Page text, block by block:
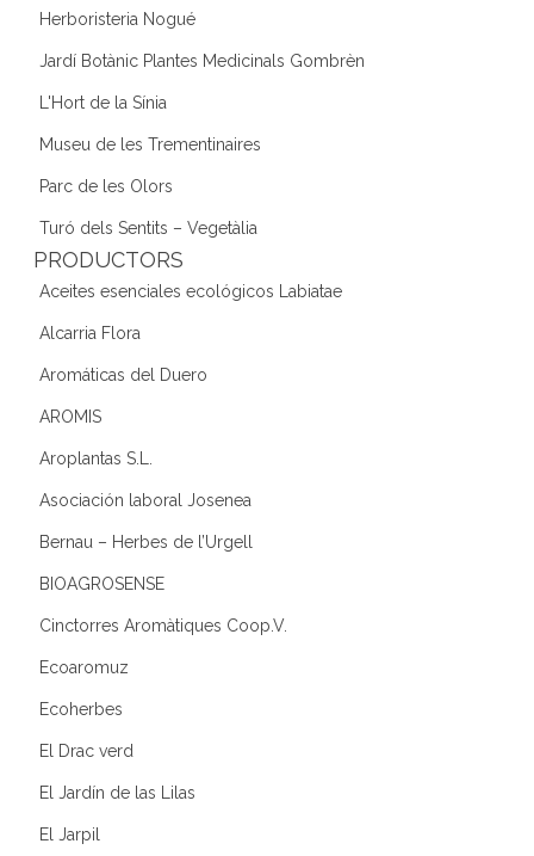
Herboristeria Nogué
Jardí Botànic Plantes Medicinals Gombrèn
L'Hort de la Sínia
Museu de les Trementinaires
Parc de les Olors
Turó dels Sentits – Vegetàlia
PRODUCTORS
Aceites esenciales ecológicos Labiatae
Alcarria Flora
Aromáticas del Duero
AROMIS
Aroplantas S.L.
Asociación laboral Josenea
Bernau – Herbes de l’Urgell
BIOAGROSENSE
Cinctorres Aromàtiques Coop.V.
Ecoaromuz
Ecoherbes
El Drac verd
El Jardín de las Lilas
El Jarpil